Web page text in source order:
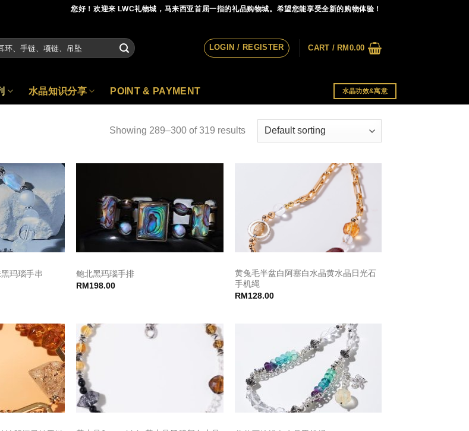
您好！欢迎来 LWC礼物城，马来西亚首屈一指的礼品购物城。希望您能享受全新的购物体验！
LOGIN / REGISTER CART / RM 0.00
水晶知识分享 POINT & PAYMENT 水晶功效&寓意
Showing 289–300 of 319 results
玛瑙手串
鲍北黑玛瑙手排
RM198.00
黄兔毛半盆白阿塞白水晶黄水晶日光石
手机绳
RM128.00